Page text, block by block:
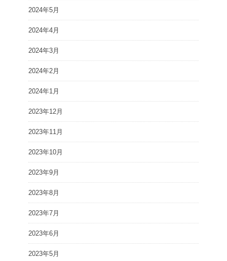
2024年5月
2024年4月
2024年3月
2024年2月
2024年1月
2023年12月
2023年11月
2023年10月
2023年9月
2023年8月
2023年7月
2023年6月
2023年5月